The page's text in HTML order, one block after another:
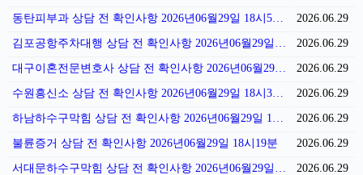
동탄피부과 상담 전 확인사항 2026년06월29일 18시53분 2026.06.29
김포공항주차대행 상담 전 확인사항 2026년06월29일 18시47분 2026.06.29
대구이혼전문변호사 상담 전 확인사항 2026년06월29일 18시40분 2026.06.29
수원흥신소 상담 전 확인사항 2026년06월29일 18시32분 2026.06.29
하남하수구막힘 상담 전 확인사항 2026년06월29일 18시26분 2026.06.29
불륜증거 상담 전 확인사항 2026년06월29일 18시19분 2026.06.29
서대문하수구막힘 상담 전 확인사항 2026년06월29일 18시12분 2026.06.29